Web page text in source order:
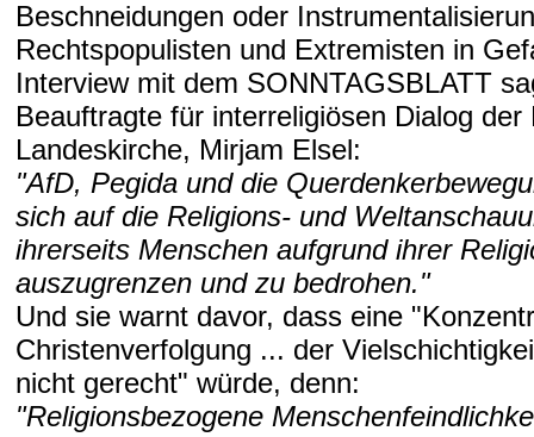
Beschneidungen oder
Rechtspopulisten und Extremisten in
Interview mit dem SONNTAGSBLATT
Beauftragte für interreligiösen Dialog der
Landeskirche, Mirjam Elsel:
"AfD, Pegida und die
sich auf die Religions- und
ihrerseits Menschen aufgrund ihrer
auszugrenzen und zu bedrohen."
Und sie warnt davor, dass eine
Christenverfolgung ... der
nicht gerecht" würde, denn:
"Religionsbezogene